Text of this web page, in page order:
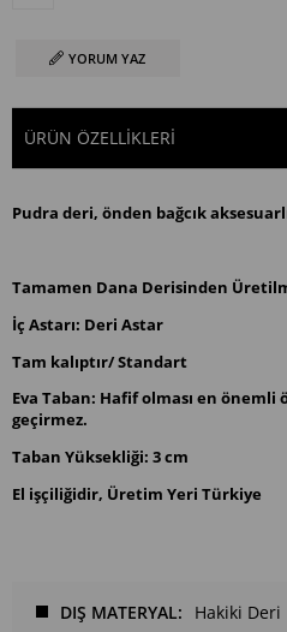
YORUM YAZ
ÜRÜN ÖZELLIKLERI
Pudra deri, önden bağcık
Tamamen Dana Derisinden
İç Astarı: Deri Astar
Tam kalıptır/ Standart
Eva Taban: Hafif olması en önemli
geçirmez.
Taban Yüksekliği: 3 cm
El işçiliğidir, Üretim Yeri Türkiye
DIŞ MATERYAL
Hakiki Deri